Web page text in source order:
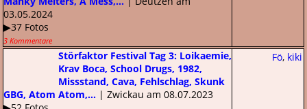
03.05.2024
▶37 Fotos
3 Kommentare
Fö, kiki
Störfaktor Festival Tag 3: Loikaemie,
Krav Boca, School Drugs, 1982,
Missstand, Cava, Fehlschlag, Skunk
GBG, Atom Atom,... | Zwickau am 08.07.2023